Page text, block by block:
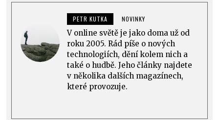
PETR KUTKA NOVINKY
V online světě je jako doma už od
roku 2005. Rád píše o nových
technologiích, dění kolem nich a
také o hudbě. Jeho články najdete
v několika dalších magazínech,
které provozuje.